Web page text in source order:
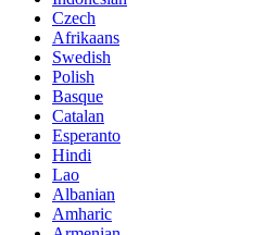
Czech
Afrikaans
Swedish
Polish
Basque
Catalan
Esperanto
Hindi
Lao
Albanian
Amharic